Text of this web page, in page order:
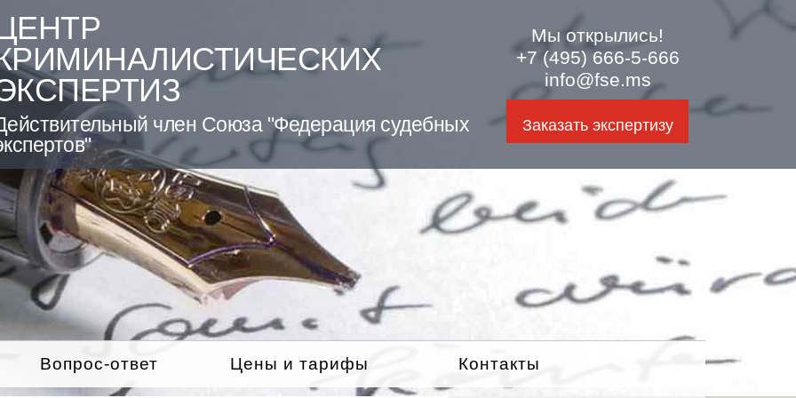
член Союза "Федерация судебных
Мы открылись!
+7 (495) 666-5-666
info@fse.ms
Заказать экспертизу
Вопрос-ответ Цены и тарифы Контакты